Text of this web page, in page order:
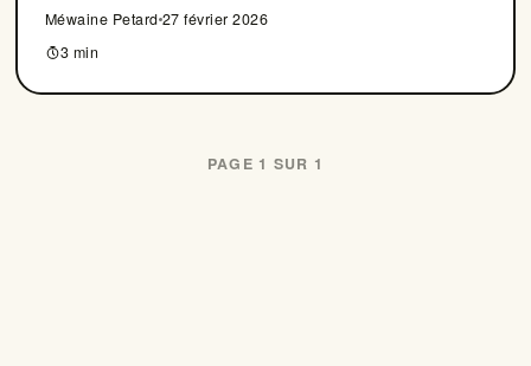
importations, responsables en grande partie de la vie chère.
Méwaine Petard 27 février 2026
3 min
PAGE 1 SUR 1